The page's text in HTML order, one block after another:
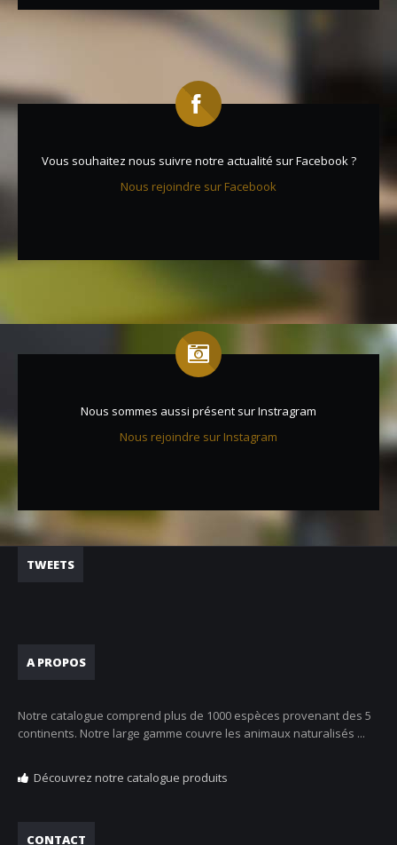
Vous souhaitez nous suivre notre actualité sur Facebook ?
Nous rejoindre sur Facebook
Nous sommes aussi présent sur Instragram
Nous rejoindre sur Instagram
TWEETS
A PROPOS
Notre catalogue comprend plus de 1000 espèces provenant des 5
continents. Notre large gamme couvre les animaux naturalisés ...
Découvrez notre catalogue produits
CONTACT